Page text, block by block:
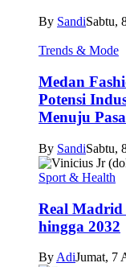
By SandiSabtu,
Trends & Mode
Medan
Potensi
Menuju
By SandiSabtu,
Sport & Health
Real
hingga 2032
By AdiJumat, 7